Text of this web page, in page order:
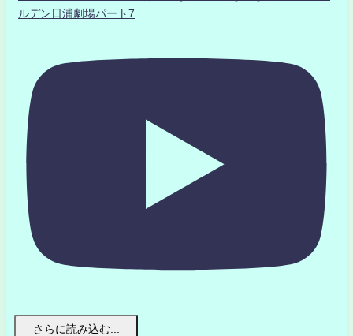
ルデン日浦劇場パート7
さらに読み込む...